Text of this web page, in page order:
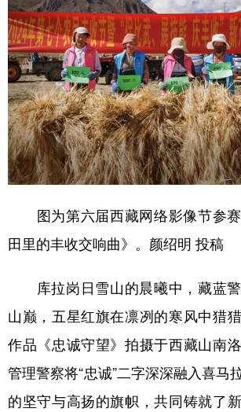
图为第六届西藏网络影像节参赛
田里的丰收交响曲》。颜绍明 投稿
库拉岗日雪山的晨曦中，藏蓝警
山巅，五星红旗在凛冽的寒风中猎
作品《忠诚守望》拍摄于西藏山南
管理警察将“忠诚”二字深深融入喜马
的坚守与高扬的旗帜，共同铸就了